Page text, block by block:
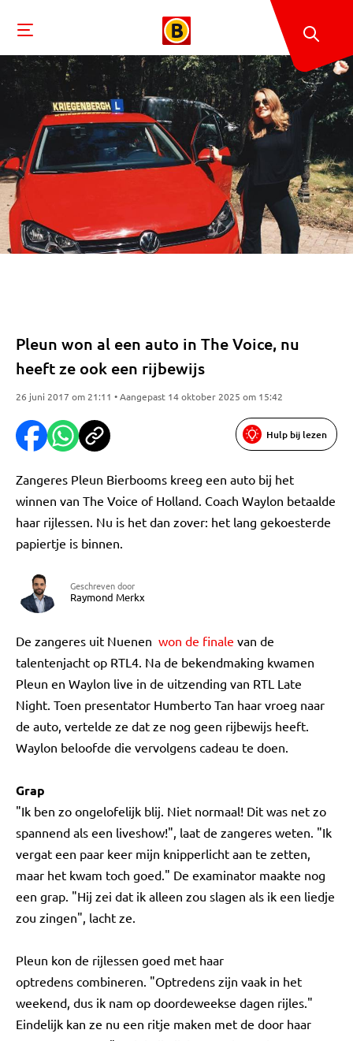
Pleun won al een auto in The Voice, nu
heeft ze ook een rijbewijs
26 juni 2017 om 21:11 • Aangepast 14 oktober 2025 om 15:42
Hulp bij lezen
Zangeres Pleun Bierbooms kreeg een auto bij het
winnen van The Voice of Holland. Coach Waylon betaalde
haar rijlessen. Nu is het dan zover: het lang gekoesterde
papiertje is binnen.
Geschreven door
Raymond Merkx
De zangeres uit Nuenen won de finale van de
talentenjacht op RTL4. Na de bekendmaking kwamen
Pleun en Waylon live in de uitzending van RTL Late
Night. Toen presentator Humberto Tan haar vroeg naar
de auto, vertelde ze dat ze nog geen rijbewijs heeft.
Waylon beloofde die vervolgens cadeau te doen.
Grap
"Ik ben zo ongelofelijk blij. Niet normaal! Dit was net zo
spannend als een liveshow!", laat de zangeres weten. "Ik
vergat een paar keer mijn knipperlicht aan te zetten,
maar het kwam toch goed." De examinator maakte nog
een grap. "Hij zei dat ik alleen zou slagen als ik een liedje
zou zingen", lacht ze.
Pleun kon de rijlessen goed met haar
optredens combineren. "Optredens zijn vaak in het
weekend, dus ik nam op doordeweekse dagen rijles."
Eindelijk kan ze nu een ritje maken met de door haar